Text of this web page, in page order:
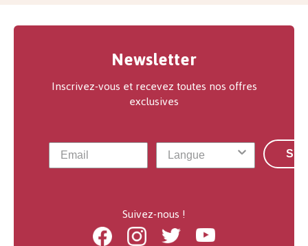
Newsletter
Inscrivez-vous et recevez toutes nos offres
exclusives
Suivez-nous !
FacebookInstagramTwitter Youtube